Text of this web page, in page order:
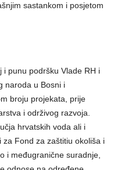
sastankom i posjetom
i punu podršku Vlade RH i
naroda u Bosni i
broju projekata, prije
i održivog razvoja.
hrvatskih voda ali i
za Fond za zaštitiu okoliša i
i međugranične suradnje,